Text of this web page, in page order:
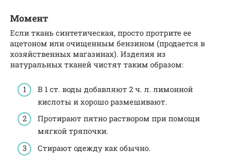
Момент
Если ткань синтетическая, просто протрите ее
ацетоном или очищенным бензином (продается в
хозяйственных магазинах). Изделия из
натуральных тканей чистят таким образом:
В 1 ст. воды добавляют 2 ч. л. лимонной
кислоты и хорошо размешивают.
Протирают пятно раствором при помощи
мягкой тряпочки.
Стирают одежду как обычно.